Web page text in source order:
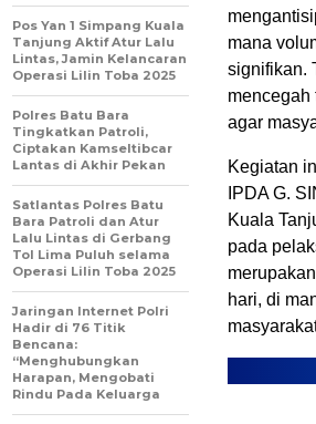
mana
signifikan.
mencegah
agar
Kegiatan
IPDA G.
Kuala
pada
hari, di
Pos Yan 1 Simpang Kuala
Tanjung Aktif Atur Lalu
Lintas, Jamin Kelancaran
Operasi Lilin Toba 2025
Polres Batu Bara
Tingkatkan Patroli,
Ciptakan Kamseltibcar
Lantas di Akhir Pekan
Satlantas Polres Batu
Bara Patroli dan Atur
Lalu Lintas di Gerbang
Tol Lima Puluh selama
Operasi Lilin Toba 2025
‎Jaringan Internet Polri
Hadir di 76 Titik
Bencana:
“Menghubungkan
Harapan, Mengobati
Rindu Pada Keluarga